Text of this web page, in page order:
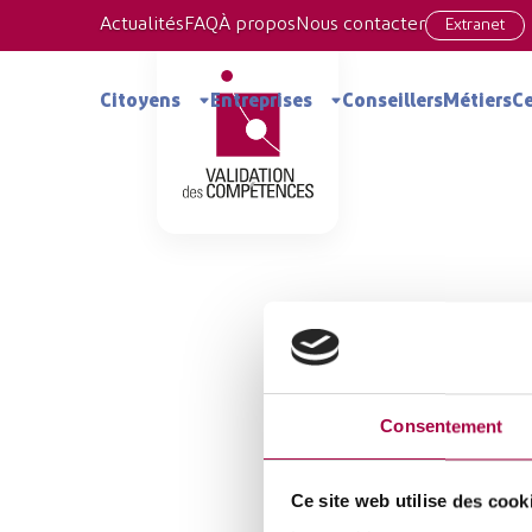
Consentement
Ce site web utilise des
Consortium de
Actualités FAQÀ propos Nous contacter Extranet
Citoyens Entreprises ConseillersMétiers